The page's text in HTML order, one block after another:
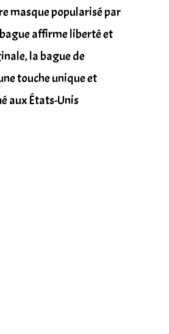
masque popularisé par
affirme liberté et
la bague de
touche unique et
aux États-Unis